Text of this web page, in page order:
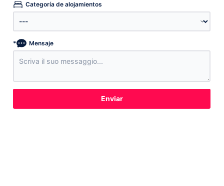
Categoría de alojamientos
* Mensaje
Enviar